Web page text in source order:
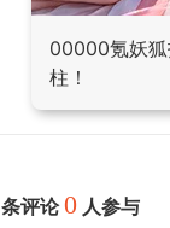
00000氪妖狐
柱！
条评论0 人参与